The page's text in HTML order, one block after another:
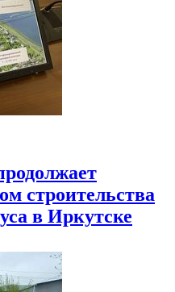
строительства
в Иркутске